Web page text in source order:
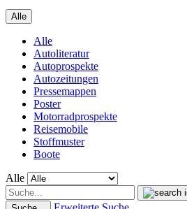
Alle
Alle
Autoliteratur
Autoprospekte
Autozeitungen
Pressemappen
Poster
Motorradprospekte
Reisemobile
Stoffmuster
Boote
Alle